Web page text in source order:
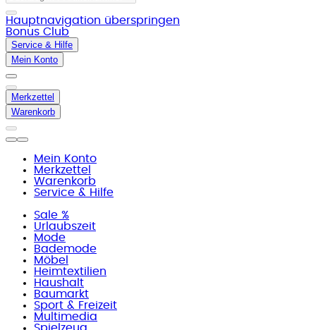
Hauptnavigation überspringen
Bonus Club
Service & Hilfe
Mein Konto
Merkzettel
Warenkorb
Mein Konto
Merkzettel
Warenkorb
Service & Hilfe
Sale %
Urlaubszeit
Mode
Bademode
Möbel
Heimtextilien
Haushalt
Baumarkt
Sport & Freizeit
Multimedia